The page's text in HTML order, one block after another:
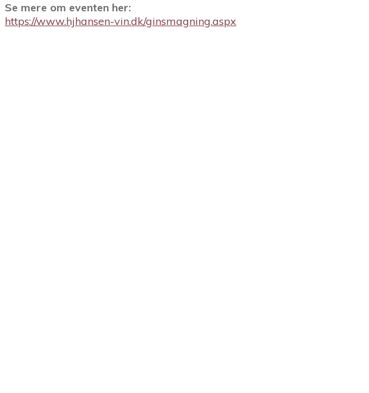
Se mere om eventen her:
https://www.hjhansen-vin.dk/ginsmagning.aspx